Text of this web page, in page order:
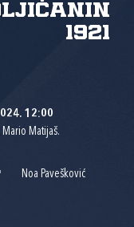
1921
12:00
Matijaš.
Noa Pavešković